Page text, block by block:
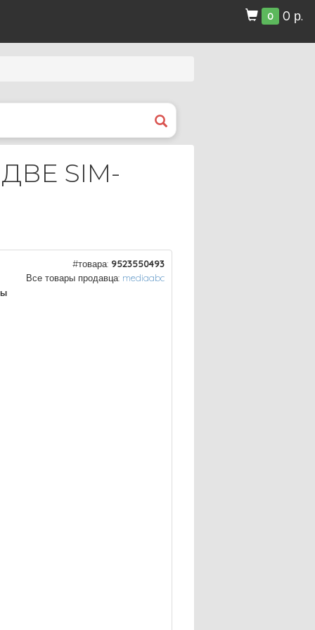
0 0 р.
ДВЕ SIM-
#товара: 9523550493
Все товары продавца: mediaabc